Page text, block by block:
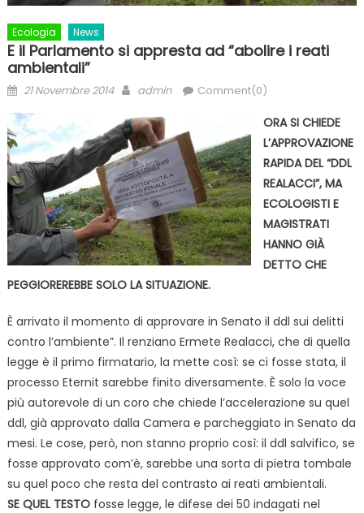
Ecologia News
E il Parlamento si appresta ad “abolire i reati
ambientali”
Posted
21 Novembre 2014 Author
admin Comment(0)
ORA SI CHIEDE
L’APPROVAZIONE
RAPIDA DEL “DDL
REALACCI”, MA
ECOLOGISTI E
MAGISTRATI
HANNO GIÀ
DETTO CHE
PEGGIOREREBBE SOLO LA SITUAZIONE.
È arrivato il momento di approvare in Senato il ddl sui delitti
contro l’ambiente”. Il renziano Ermete Realacci, che di quella
legge è il primo firmatario, la mette così: se ci fosse stata, il
processo Eternit sarebbe finito diversamente. È solo la voce
più autorevole di un coro che chiede l’accelerazione su quel
ddl, già approvato dalla Camera e parcheggiato in Senato da
mesi. Le cose, però, non stanno proprio così: il ddl salvifico, se
fosse approvato com’è, sarebbe una sorta di pietra tombale
su quel poco che resta del contrasto ai reati ambientali.
SE QUEL TESTOfosse legge, le difese dei 50 indagati nel